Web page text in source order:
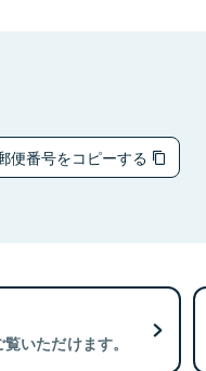
便番号をコピーする
いただけます。